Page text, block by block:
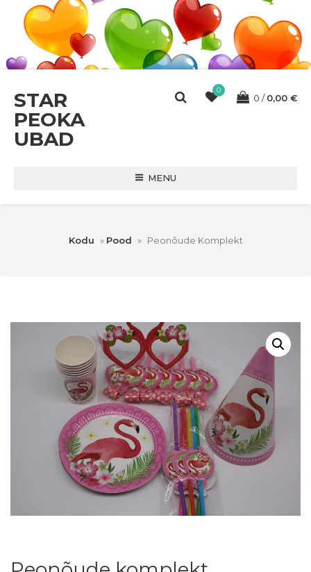
STAR
PEOKA
UBAD
0
0 0,00 €
MENU
Kodu » Pood » Peonõude Komplekt